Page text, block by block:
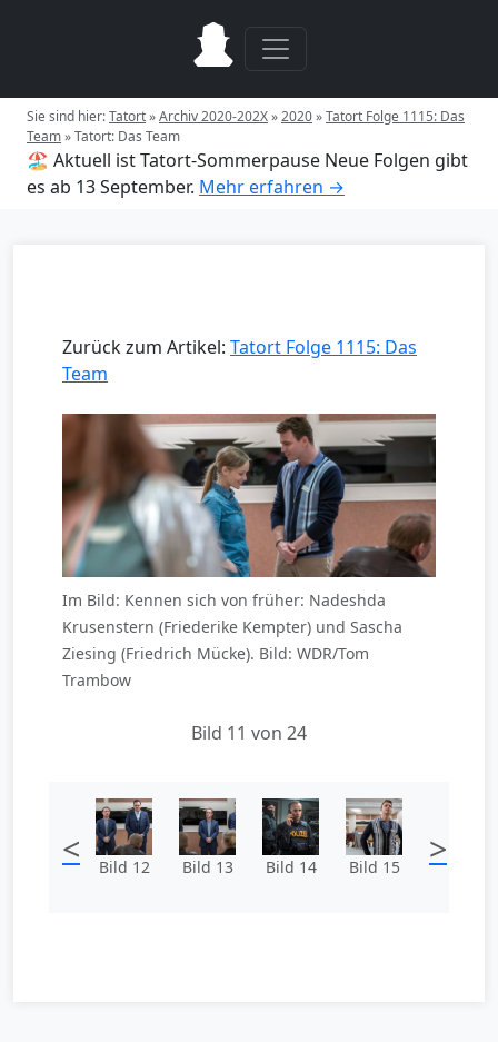
Sie sind hier:Tatort»Archiv 2020-202X»2020»Tatort Folge 1115: Das
Team»Tatort: Das Team
🏖️ Aktuell ist Tatort-Sommerpause Neue Folgen gibt
es ab 13 September. Mehr erfahren →
Zurück zum Artikel: Tatort Folge 1115: Das
Team
Im Bild: Kennen sich von früher: Nadeshda
Krusenstern (Friederike Kempter) und Sascha
Ziesing (Friedrich Mücke). Bild: WDR/Tom
Trambow
Bild 11 von 24
< Bild 12 Bild 13 Bild 14 Bild 15 >